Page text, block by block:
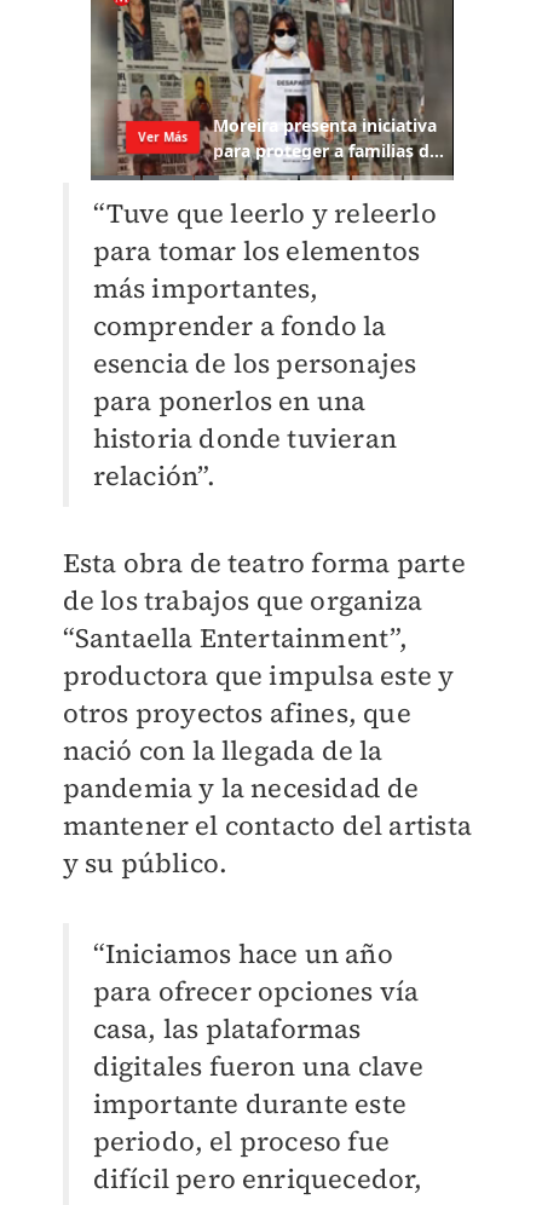
“Tuve que leerlo y releerlo
para tomar los elementos
más importantes,
comprender a fondo la
esencia de los personajes
para ponerlos en una
historia donde tuvieran
relación”.
Esta obra de teatro forma parte
de los trabajos que organiza
“Santaella Entertainment”,
productora que impulsa este y
otros proyectos afines, que
nació con la llegada de la
pandemia y la necesidad de
mantener el contacto del artista
y su público.
“Iniciamos hace un año
para ofrecer opciones vía
casa, las plataformas
digitales fueron una clave
importante durante este
periodo, el proceso fue
difícil pero enriquecedor,